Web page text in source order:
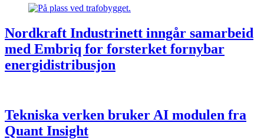
Nordkraft Industrinett inngår samarbeid
med Embriq for forsterket fornybar
energidistribusjon
Tekniska verken bruker AI modulen fra
Quant Insight